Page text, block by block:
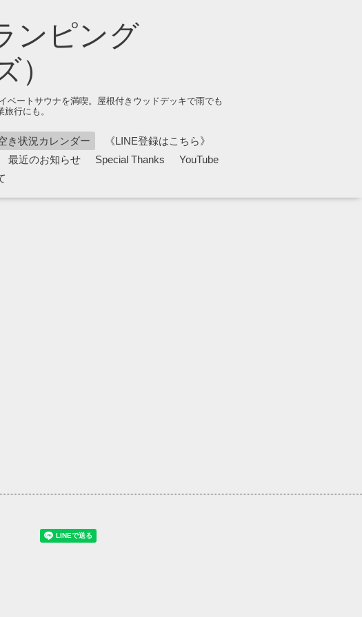
ンピング
）
ベートサウナを満喫。屋根付きウッドデッキで雨でも
行にも。
き状況カレンダー
《LINE登録はこちら》
最近のお知らせ Special Thanks
YouTube